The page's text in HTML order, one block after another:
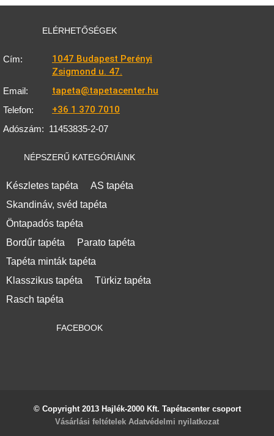
ELÉRHETŐSÉGEK
Cím:
1047 Budapest Perényi
Zsigmond u. 47.
Email: tapeta@tapetacenter.hu
Telefon: +36 1 370 7010
Adószám: 11453835-2-07
NÉPSZERŰ KATEGÓRIÁINK
Készletes tapéta
AS tapéta
Skandináv, svéd tapéta
Öntapadós tapéta
Bordűr tapéta
Parato tapéta
Tapéta minták tapéta
Klasszikus tapéta
Türkiz tapéta
Rasch tapéta
FACEBOOK
© Copyright 2013 Hajlék-2000 Kft. Tapétacenter csoport
Vásárlási feltételek Adatvédelmi nyilatkozat